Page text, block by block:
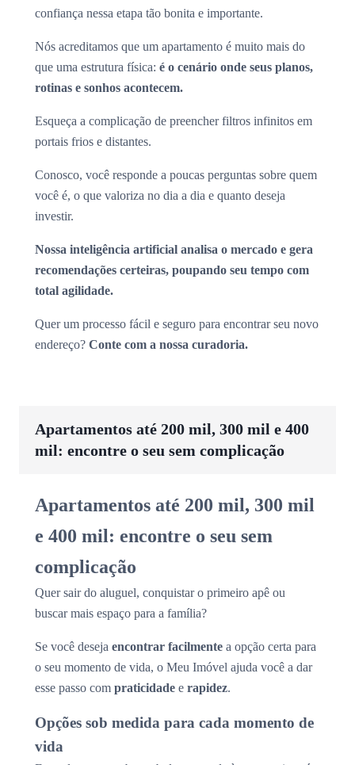
confiança nessa etapa tão bonita e importante.
Nós acreditamos que um apartamento é muito mais do
que uma estrutura física: é o cenário onde seus planos,
rotinas e sonhos acontecem.
Esqueça a complicação de preencher filtros infinitos em
portais frios e distantes.
Conosco, você responde a poucas perguntas sobre quem
você é, o que valoriza no dia a dia e quanto deseja
investir.
Nossa inteligência artificial analisa o mercado e gera
recomendações certeiras, poupando seu tempo com
total agilidade.
Quer um processo fácil e seguro para encontrar seu novo
endereço? Conte com a nossa curadoria.
Apartamentos até 200 mil, 300 mil e 400
mil: encontre o seu sem complicação
Apartamentos até 200 mil, 300 mil
e 400 mil: encontre o seu sem
complicação
Quer sair do aluguel, conquistar o primeiro apê ou
buscar mais espaço para a família?
Se você deseja encontrar facilmente a opção certa para
o seu momento de vida, o Meu Imóvel ajuda você a dar
esse passo com praticidade e rapidez.
Opções sob medida para cada momento de
vida